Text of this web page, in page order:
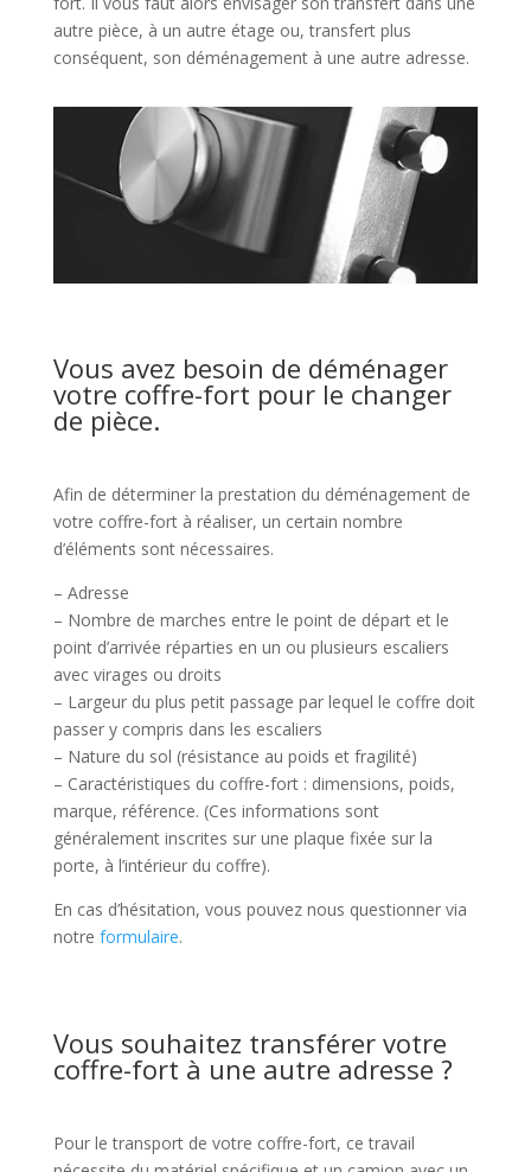
autre pièce, à un autre étage ou, transfert plus
conséquent, son déménagement à une autre adresse.
Vous avez besoin de déménager
votre coffre-fort pour le changer
de pièce.
Afin de déterminer la prestation du déménagement de
votre coffre-fort à réaliser, un certain nombre
d’éléments sont nécessaires.
– Adresse
– Nombre de marches entre le point de départ et le
point d’arrivée réparties en un ou plusieurs escaliers
avec virages ou droits
– Largeur du plus petit passage par lequel le coffre doit
passer y compris dans les escaliers
– Nature du sol (résistance au poids et fragilité)
– Caractéristiques du coffre-fort : dimensions, poids,
marque, référence. (Ces informations sont
généralement inscrites sur une plaque fixée sur la
porte, à l’intérieur du coffre).
En cas d’hésitation, vous pouvez nous questionner via
notre formulaire.
Vous souhaitez transférer votre
coffre-fort à une autre adresse ?
Pour le transport de votre coffre-fort, ce travail